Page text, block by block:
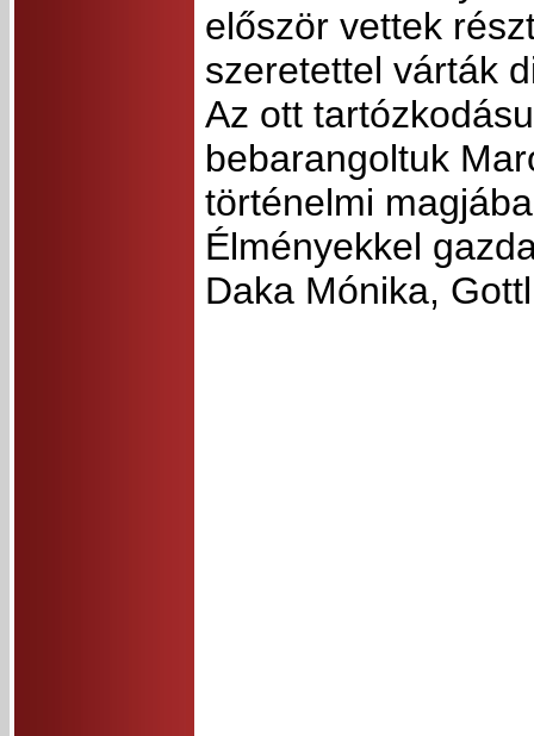
először vettek
szeretettel várták
Az ott
bebarangoltuk
történelmi
Élményekkel
Daka Mónika,